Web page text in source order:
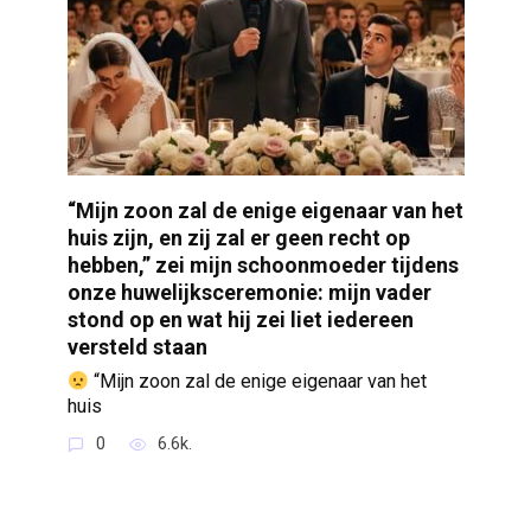
“Mijn zoon zal de enige eigenaar van het
huis zijn, en zij zal er geen recht op
hebben,” zei mijn schoonmoeder tijdens
onze huwelijksceremonie: mijn vader
stond op en wat hij zei liet iedereen
versteld staan
“Mijn zoon zal de enige eigenaar van het
huis
0 6.6k.